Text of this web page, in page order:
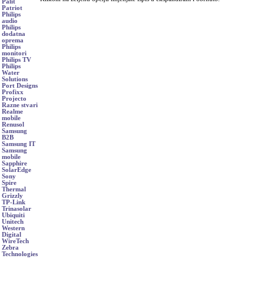
Palit
Patriot
Philips
audio
Philips
dodatna
oprema
Philips
monitori
Philips TV
Philips
Water
Solutions
Port Designs
Profixx
Projecto
Razne stvari
Realme
mobile
Renusol
Samsung
B2B
Samsung IT
Samsung
mobile
Sapphire
SolarEdge
Sony
Spire
Thermal
Grizzly
TP-Link
Trinasolar
Ubiquiti
Unitech
Western
Digital
WireTech
Zebra
Technologies